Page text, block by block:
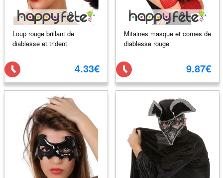
Loup rouge brillant de
diablesse et trident
4.33€
Mitaines masque et cornes de
diablesse rouge
9.87€